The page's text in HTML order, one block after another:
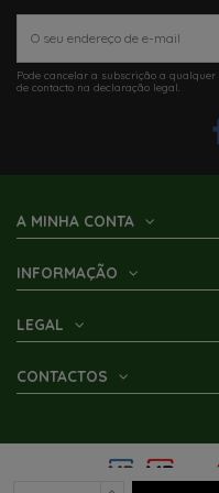
Pode cancelar a subscrição a
de contacto na declaração legal.
A MINHA CONTA
INFORMAÇÃO
LEGAL
CONTACTOS